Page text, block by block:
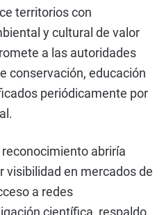
territorios con
y cultural de valor
a las autoridades
conservación, educación
periódicamente por
reconocimiento abriría
visibilidad en mercados de
a redes
científica, respaldo